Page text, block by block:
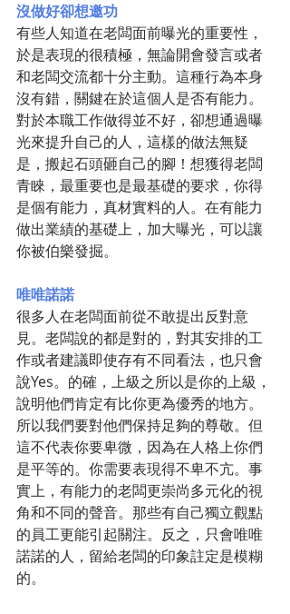
沒做好卻想邀功
有些人知道在老闆面前曝光的重要性，
於是表現的很積極，無論開會發言或者
和老闆交流都十分主動。這種行為本身
沒有錯，關鍵在於這個人是否有能力。
對於本職工作做得並不好，卻想通過曝
光來提升自己的人，這樣的做法無疑
是，搬起石頭砸自己的腳！想獲得老闆
青睞，最重要也是最基礎的要求，你得
是個有能力，真材實料的人。在有能力
做出業績的基礎上，加大曝光，可以讓
你被伯樂發掘。
唯唯諾諾
很多人在老闆面前從不敢提出反對意
見。老闆說的都是對的，對其安排的工
作或者建議即使存有不同看法，也只會
說Yes。的確，上級之所以是你的上級，
說明他們肯定有比你更為優秀的地方。
所以我們要對他們保持足夠的尊敬。但
這不代表你要卑微，因為在人格上你們
是平等的。你需要表現得不卑不亢。事
實上，有能力的老闆更崇尚多元化的視
角和不同的聲音。那些有自己獨立觀點
的員工更能引起關注。反之，只會唯唯
諾諾的人，留給老闆的印象註定是模糊
的。